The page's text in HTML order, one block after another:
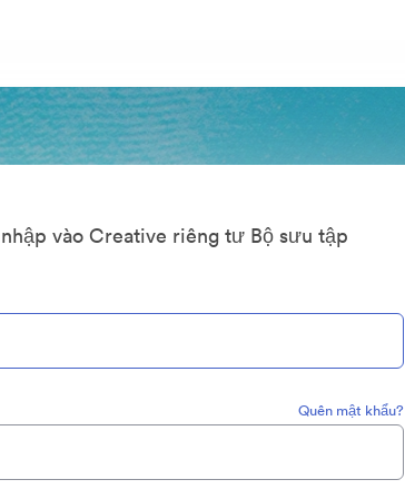
vào Creative riêng tư Bộ sưu tập
Quên mật khẩu?